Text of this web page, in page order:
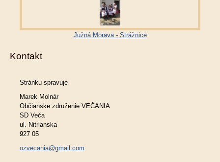
Južná Morava - Strážnice
Kontakt
Stránku spravuje
Marek Molnár
Občianske združenie VEČANIA
SD Veča
ul. Nitrianska
927 05
ozvecania@gmail.com